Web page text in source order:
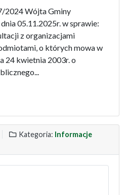
2024 Wójta Gminy
05.11.2025r. w sprawie:
z organizacjami
o których mowa w
24 kwietnia 2003r. o
Kategoria: Informacje